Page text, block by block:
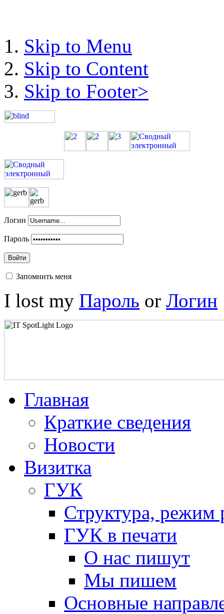
Skip to Menu
Skip to Content
Skip to Footer>
Логин
Пароль
Войти
Запомнить меня
I lost my Пароль or Логин
Главная
Краткие сведения
Новости
Визитка
ГУК
Структура, режим
ГУК в печати
О нас пишут
Мы пишем
Основные